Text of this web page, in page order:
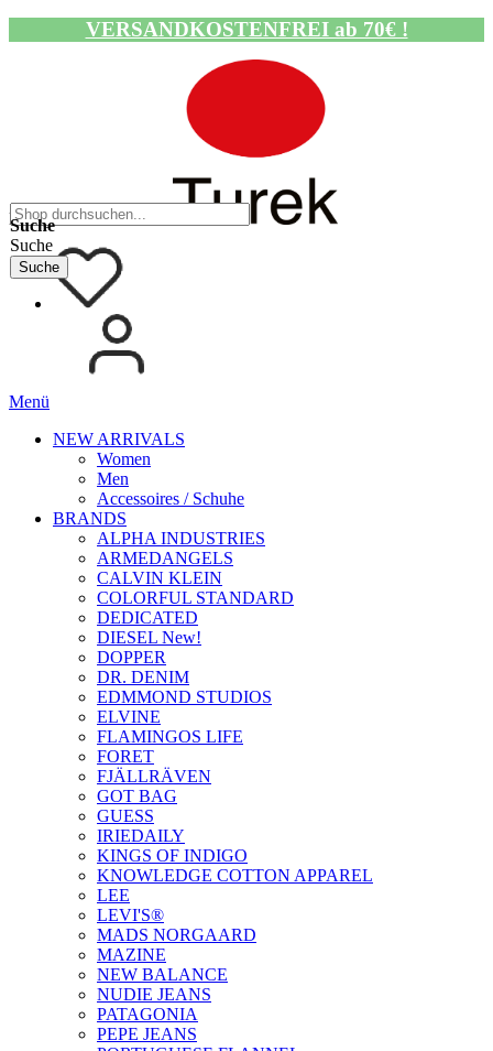
VERSANDKOSTENFREI ab 70€ !
Navigation umschalten
Suche
Suche
Suche
Menü
NEW ARRIVALS
Women
Men
Accessoires / Schuhe
BRANDS
ALPHA INDUSTRIES
ARMEDANGELS
CALVIN KLEIN
COLORFUL STANDARD
DEDICATED
DIESEL New!
DOPPER
DR. DENIM
EDMMOND STUDIOS
ELVINE
FLAMINGOS LIFE
FORET
FJÄLLRÄVEN
GOT BAG
GUESS
IRIEDAILY
KINGS OF INDIGO
KNOWLEDGE COTTON APPAREL
LEE
LEVI'S®
MADS NORGAARD
MAZINE
NEW BALANCE
NUDIE JEANS
PATAGONIA
PEPE JEANS